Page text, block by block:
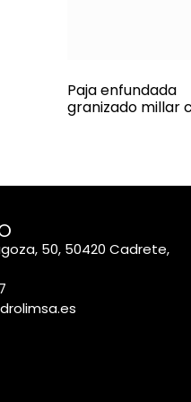
Paja enfundada
granizado millar
50, 50420 Cadrete,